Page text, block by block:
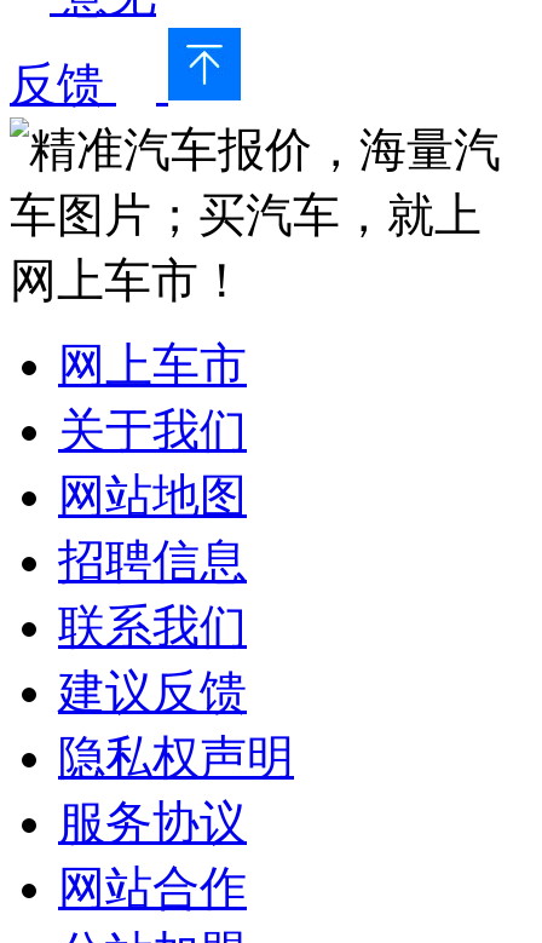
反馈
网上车市
关于我们
网站地图
招聘信息
联系我们
建议反馈
隐私权声明
服务协议
网站合作